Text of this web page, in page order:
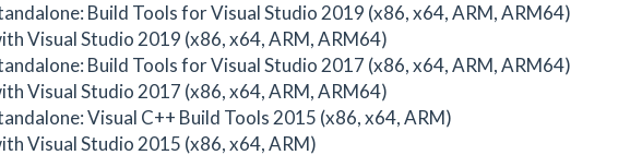
Build Tools for Visual Studio 2019 (x86, x64, ARM, ARM64)
Visual Studio 2019 (x86, x64, ARM, ARM64)
Build Tools for Visual Studio 2017 (x86, x64, ARM, ARM64)
Visual Studio 2017 (x86, x64, ARM, ARM64)
Visual C++ Build Tools 2015 (x86, x64, ARM)
Visual Studio 2015 (x86, x64, ARM)